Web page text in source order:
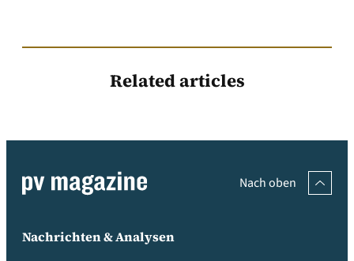
Related articles
Nach oben
Nachrichten & Analysen